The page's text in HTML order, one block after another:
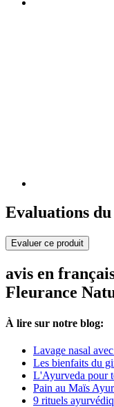
Evaluations
Evaluer ce produit
avis en
Fleurance
À lire sur notre blog:
Lavage nasal
Les bienfaits du
L'Ayurveda pour
Pain au Maïs
9 rituels